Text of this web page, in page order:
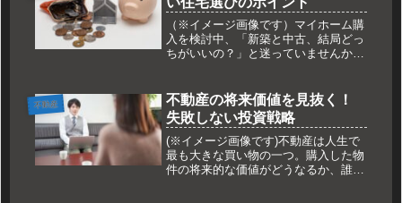
（※イメージ画像です）マイホーム購
入を検討中、「新築と中古、結局どっ
ちがいいの？」と迷っていませんか？
新築と中古のメリット・デメリットを
徹底比較し、あなたのライフスタイル
に...
不動産
不動産の将来価値を見抜く！
失敗しない投資戦略
(※イメージ画像です)不動産は人生で
最も大きな買い物の一つ。購入した物
件の将来的な価値がどうなるか、誰も